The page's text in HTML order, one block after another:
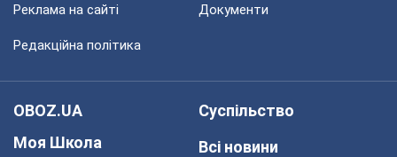
Реклама на сайті Документи
Редакційна політика
OBOZ.UA
Моя Школа
Суспільство
Всі новини